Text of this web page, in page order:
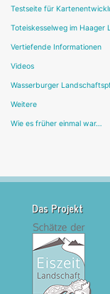
Testseite für
Toteiskesselweg im Haager
Vertiefende Informationen
Videos
Wasserburger
Weitere
Wie es früher einmal war…
Das Projekt